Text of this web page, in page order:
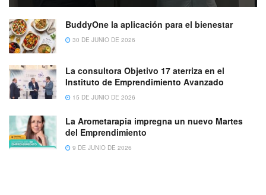
BuddyOne la aplicación para el bienestar
30 DE JUNIO DE 2026
La consultora Objetivo 17 aterriza en el
Instituto de Emprendimiento Avanzado
15 DE JUNIO DE 2026
La Arometarapia impregna un nuevo Martes
del Emprendimiento
9 DE JUNIO DE 2026